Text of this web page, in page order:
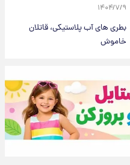
۱۴۰۴/۷/۹
بطری های آب پلاستیکی، قاتلان
خاموش